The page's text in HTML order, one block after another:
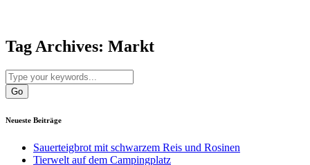
Tag Archives: Markt
Neueste Beiträge
Sauerteigbrot mit schwarzem Reis und Rosinen
Tierwelt auf dem Campingplatz